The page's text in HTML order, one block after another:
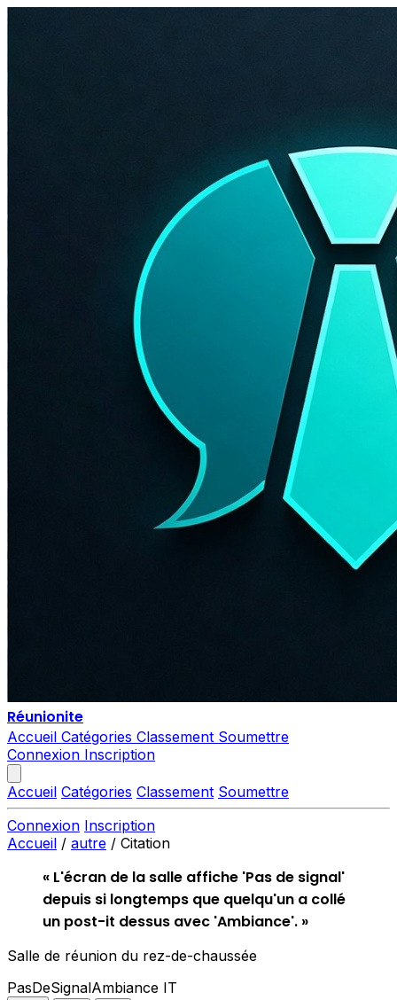
Réunionite
Accueil Catégories Classement Soumettre
Connexion Inscription
Accueil Catégories Classement Soumettre
Connexion Inscription
Accueil / autre / Citation
« L'écran de la salle affiche 'Pas de signal'
depuis si longtemps que quelqu'un a collé
un post-it dessus avec 'Ambiance'. »
Salle de réunion du rez-de-chaussée
PasDeSignalAmbiance IT